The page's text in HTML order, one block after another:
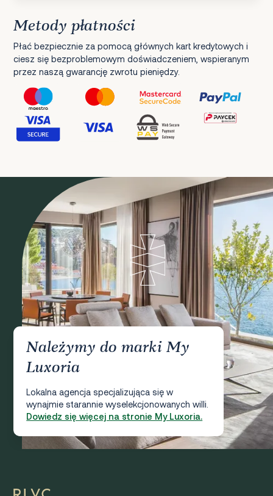
Metody płatności
Płać bezpiecznie za pomocą głównych kart kredytowych i
ciesz się bezproblemowym doświadczeniem, wspieranym
przez naszą gwarancję zwrotu pieniędzy.
Należymy do marki My
Luxoria
Lokalna agencja specjalizująca się w
wynajmie starannie wyselekcjonowanych willi.
Dowiedz się więcej na stronie My Luxoria.